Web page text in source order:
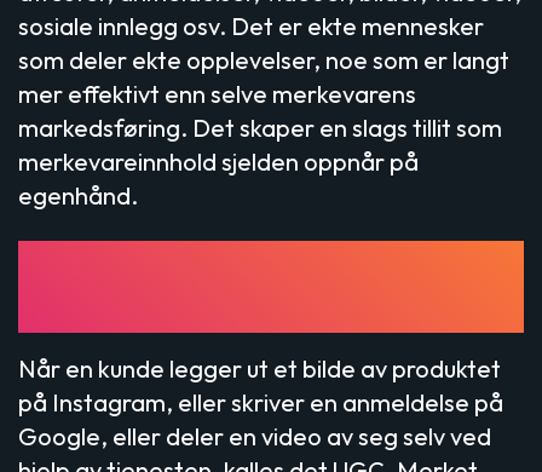
sosiale innlegg osv. Det er ekte mennesker
som deler ekte opplevelser, noe som er langt
mer effektivt enn selve merkevarens
markedsføring. Det skaper en slags tillit som
merkevareinnhold sjelden oppnår på
egenhånd.
Når en kunde legger ut et bilde av produktet
på Instagram, eller skriver en anmeldelse på
Google, eller deler en video av seg selv ved